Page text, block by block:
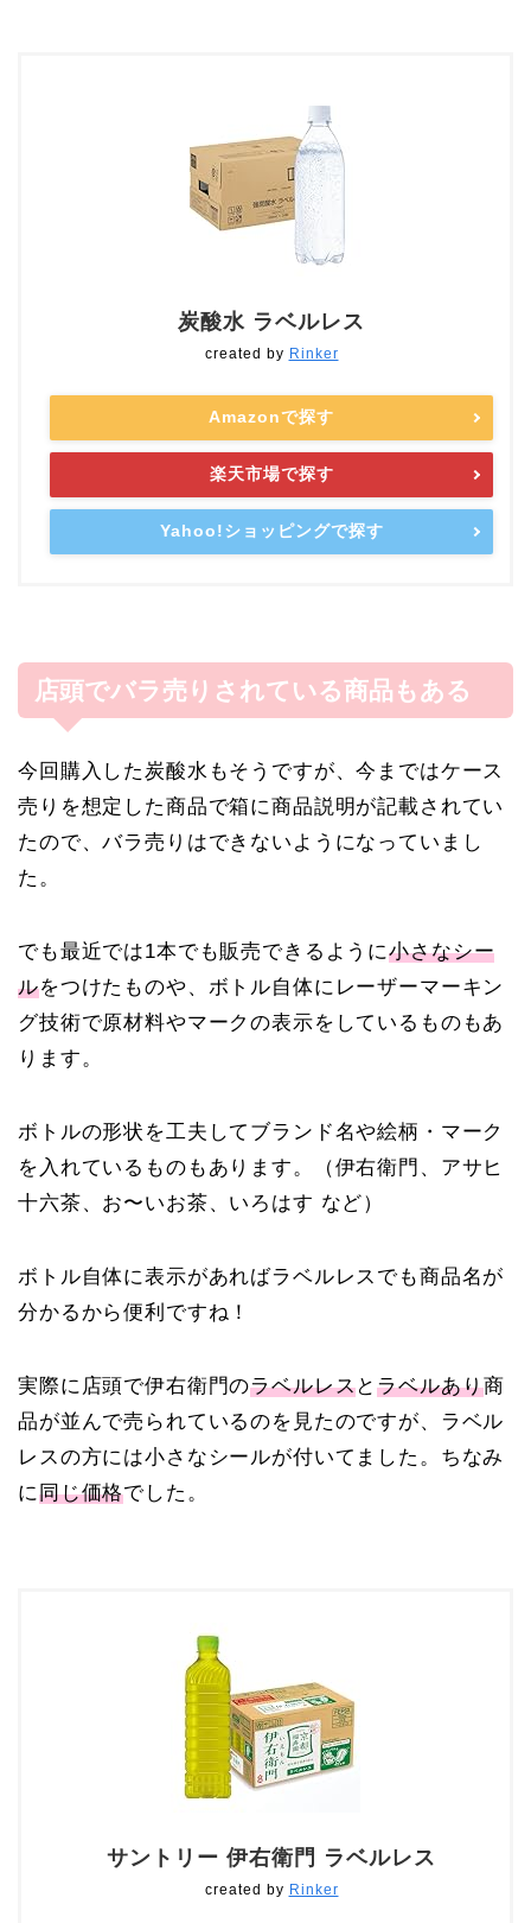
炭酸水 ラベルレス
created by Rinker
Amazonで探す
楽天市場で探す
Yahoo!ショッピングで探す
店頭でバラ売りされている商品もある
今回購入した炭酸水もそうですが、今まではケース
売りを想定した商品で箱に商品説明が記載されてい
たので、バラ売りはできないようになっていまし
た。
でも最近では1本でも販売できるように小さなシー
ルをつけたものや、ボトル自体にレーザーマーキン
グ技術で原材料やマークの表示をしているものもあ
ります。
ボトルの形状を工夫してブランド名や絵柄・マーク
を入れているものもあります。（伊右衛門、アサヒ
十六茶、お〜いお茶、いろはす など）
ボトル自体に表示があればラベルレスでも商品名が
分かるから便利ですね！
実際に店頭で伊右衛門のラベルレスとラベルあり商
品が並んで売られているのを見たのですが、ラベル
レスの方には小さなシールが付いてました。ちなみ
に同じ価格でした。
サントリー 伊右衛門 ラベルレス
created by Rinker